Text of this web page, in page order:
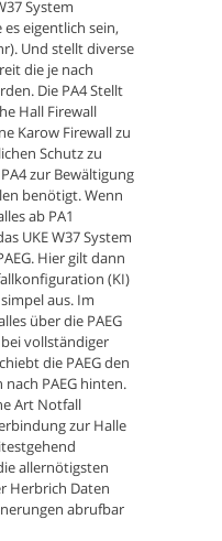
System
eigentlich sein,
Und stellt diverse
die je nach
Die PA4 Stellt
Hall Firewall
Karow Firewall zu
Schutz zu
zur Bewältigung
benötigt. Wenn
ab PA1
UKE W37 System
Hier gilt dann
(KI)
aus. Im
über die PAEG
vollständiger
die PAEG den
PAEG hinten.
Art Notfall
zur Halle
allernötigsten
Herbrich Daten
abrufbar